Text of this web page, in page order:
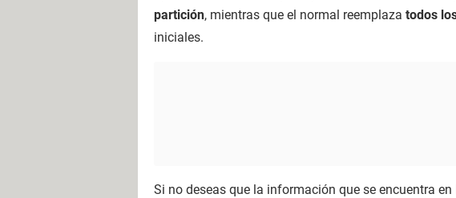
partición, mientras que el normal reemplaza todos
iniciales.
Si no deseas que la información que se encuentra